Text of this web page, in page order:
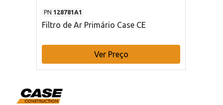
PN 128781A1
Filtro de Ar Primário Case CE
Ver Preço